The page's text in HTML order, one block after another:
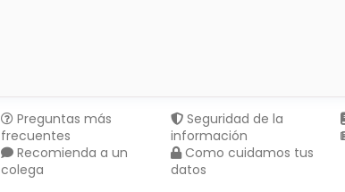
Preguntas más
frecuentes
Recomienda a un
colega
Seguridad de la
información
Como cuidamos tus
datos